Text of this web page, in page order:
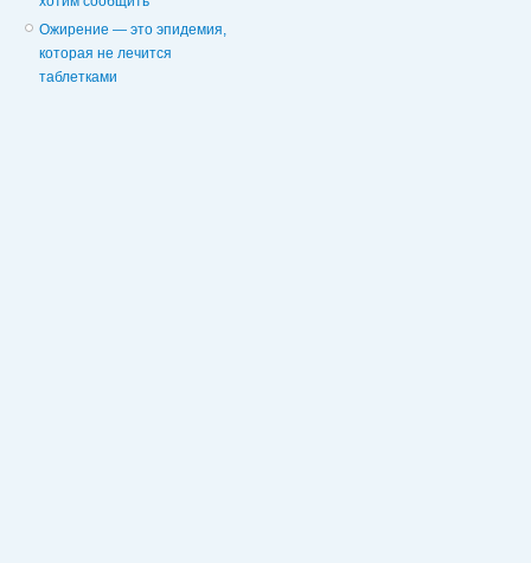
Ожирение — это эпидемия,
которая не лечится
таблетками